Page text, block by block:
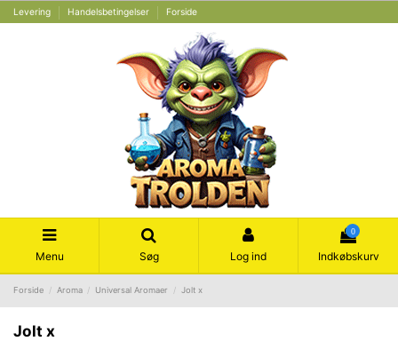
Levering Handelsbetingelser Forside
Menu Søg Log ind
0
Indkøbskurv
Forside Aroma Universal Aromaer Jolt x
Jolt x